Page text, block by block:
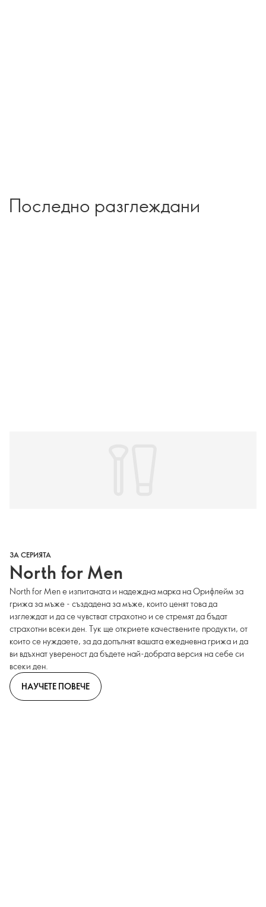
Последно разглеждани
ЗА СЕРИЯТА
North for Men
North for Men е изпитаната и надеждна марка на Орифлейм за
грижа за мъже - създадена за мъже, които ценят това да
изглеждат и да се чувстват страхотно и се стремят да бъдат
страхотни всеки ден. Тук ще откриете качествените продукти, от
които се нуждаете, за да допълнят вашата ежедневна грижа и да
ви вдъхнат увереност да бъдете най-добрата версия на себе си
всеки ден.
НАУЧЕТЕ ПОВЕЧЕ